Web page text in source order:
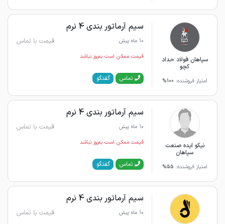
سپاهان فولاد حداد
کچو
امتیاز فروشنده: 100%
سیم آرماتور بندی 4 نرم
10 ماه پیش قیمت با تماس
قیمت ممکن است به‌روز نباشد
تماس گفتگو
نیکو ایده صنعت
سپاهان
امتیاز فروشنده: 55%
سیم آرماتور بندی 4 نرم
10 ماه پیش قیمت با تماس
قیمت ممکن است به‌روز نباشد
تماس گفتگو
سیم آرماتور بندی 4 نرم
10 ماه پیش قیمت با تماس